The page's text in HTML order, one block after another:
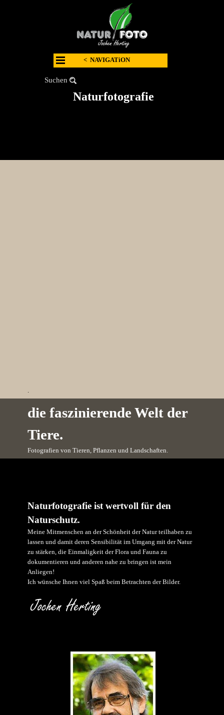
Suchen
Naturfotografie
< NAVIGATiON
.
die faszinierende Welt der
Tiere.
Fotografien von Tieren, Pflanzen und Landschaften.
Naturfotografie ist wertvoll für den
Naturschutz.
Meine Mitmenschen an der Schönheit der Natur teilhaben zu
lassen und damit deren Sensibilität im Umgang mit der Natur
zu stärken, die Einmaligkeit der Flora und Fauna zu
dokumentieren und anderen nahe zu bringen ist mein
Anliegen!
Ich wünsche Ihnen viel Spaß beim Betrachten der Bilder.